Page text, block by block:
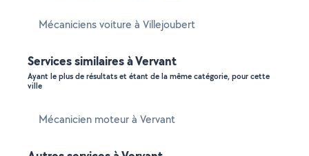
Mécaniciens voiture à Villejoubert
Services similaires à Vervant
Ayant le plus de résultats et étant de la même catégorie, pour cette
ville
Mécanicien moteur à Vervant